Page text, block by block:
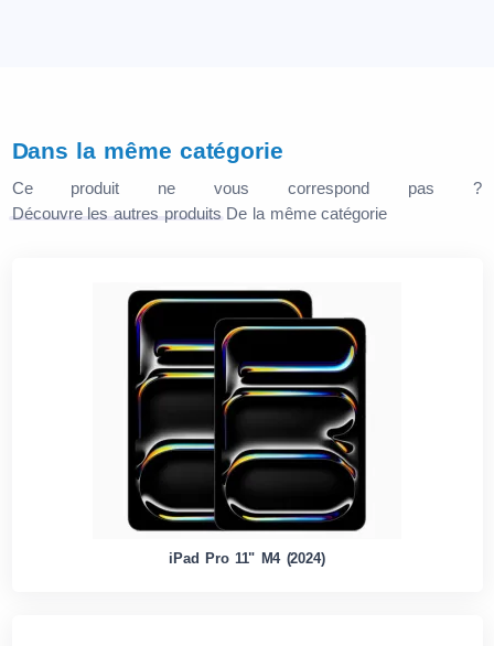
Dans la même catégorie
Ce produit ne vous correspond pas ?
Découvre les autres produits De la même catégorie
iPad Pro 11" M4 (2024)